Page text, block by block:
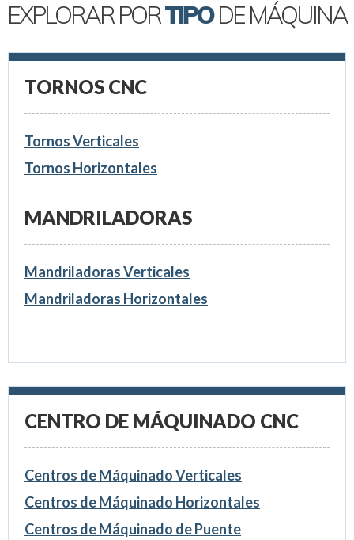
EXPLORAR PORTIPODE MÁQUINA
TORNOS CNC
Tornos Verticales
Tornos Horizontales
MANDRILADORAS
Mandriladoras Verticales
Mandriladoras Horizontales
CENTRO DE MÁQUINADO CNC
Centros de Máquinado Verticales
Centros de Máquinado Horizontales
Centros de Máquinado de Puente